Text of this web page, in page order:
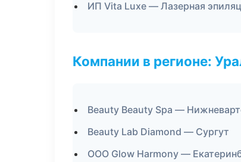
ИП Vita Luxe — Лазерная
Компании в регионе:
Beauty Beauty Spa —
Beauty Lab Diamond — Сургут
ООО Glow Harmony —